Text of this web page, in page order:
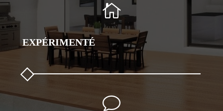

EXPÉRIMENTÉ
v